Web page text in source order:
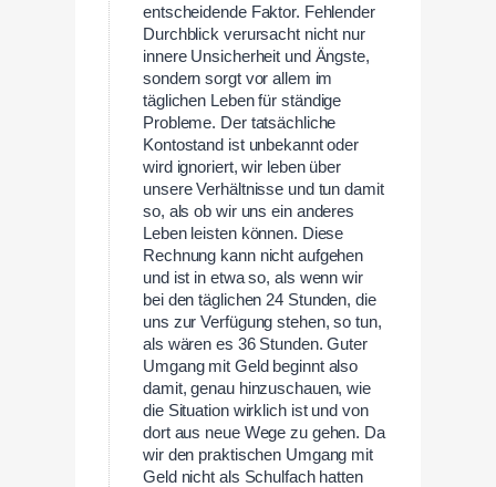
entscheidende Faktor. Fehlender
Durchblick verursacht nicht nur
innere Unsicherheit und Ängste,
sondern sorgt vor allem im
täglichen Leben für ständige
Probleme. Der tatsächliche
Kontostand ist unbekannt oder
wird ignoriert, wir leben über
unsere Verhältnisse und tun damit
so, als ob wir uns ein anderes
Leben leisten können. Diese
Rechnung kann nicht aufgehen
und ist in etwa so, als wenn wir
bei den täglichen 24 Stunden, die
uns zur Verfügung stehen, so tun,
als wären es 36 Stunden. Guter
Umgang mit Geld beginnt also
damit, genau hinzuschauen, wie
die Situation wirklich ist und von
dort aus neue Wege zu gehen. Da
wir den praktischen Umgang mit
Geld nicht als Schulfach hatten